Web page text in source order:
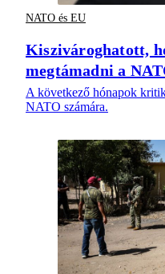
NATO és EU
Kiszivároghatott,
megtámadni a
A következő hónapok
NATO számára.